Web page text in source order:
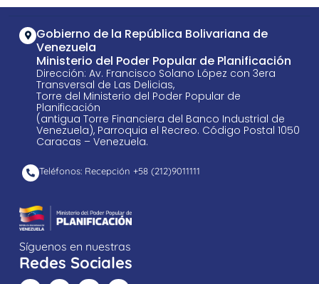
Gobierno de la República Bolivariana de
Venezuela
Ministerio del Poder Popular de Planificación
Dirección: Av. Francisco Solano López con 3era
Transversal de Las Delicias,
Torre del Ministerio del Poder Popular de
Planificación
(antigua Torre Financiera del Banco Industrial de
Venezuela), Parroquia el Recreo. Código Postal 1050
Caracas – Venezuela.
Teléfonos: Recepción +58 ​(212)9011111
Síguenos en nuestras
Redes Sociales